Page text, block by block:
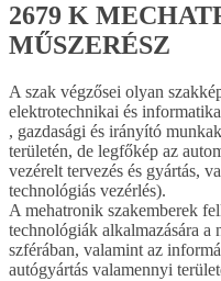
2679 K
MŰSZERÉSZ
A szak végzősei olyan
elektrotechnikai és
, gazdasági és irányító
területén, de legfőkép az
vezérelt tervezés és gyártás,
technológiás vezérlés).
A mehatronik szakemberek
technológiák alkalmazására
szférában, valamint az
autógyártás valamennyi